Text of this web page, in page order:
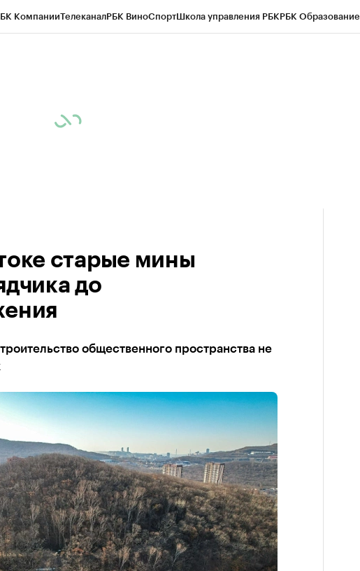
КомпанииТелеканалРБК ВиноСпортШкола управления РБКРБК Образование
старые мины
до
общественного пространства не